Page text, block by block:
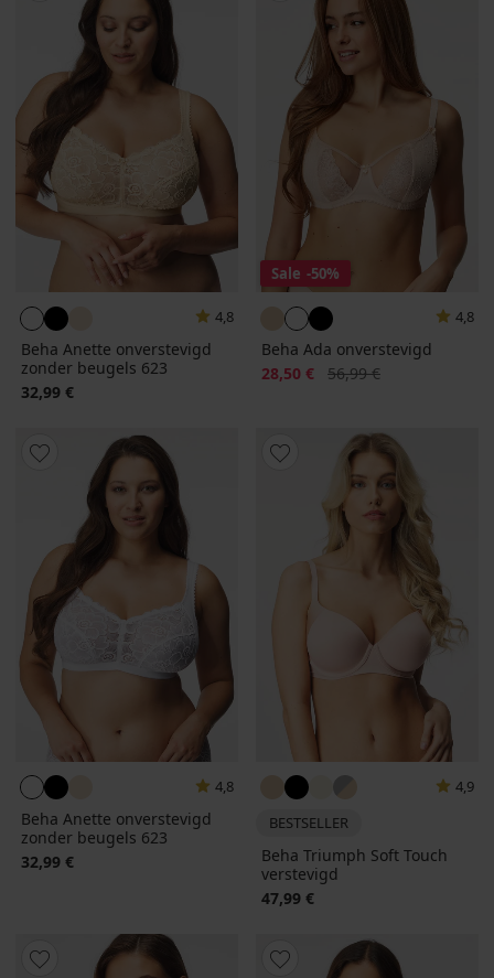
4,8
Beha Anette onverstevigd
zonder beugels 623
32,99 €
Sale -50%
4,8
Beha Ada onverstevigd
Korting
28,50 € Oorspronkelijke prijs
56,99 €
4,8
Beha Anette onverstevigd
zonder beugels 623
32,99 €
4,9
BESTSELLER
Beha Triumph Soft Touch
verstevigd
47,99 €